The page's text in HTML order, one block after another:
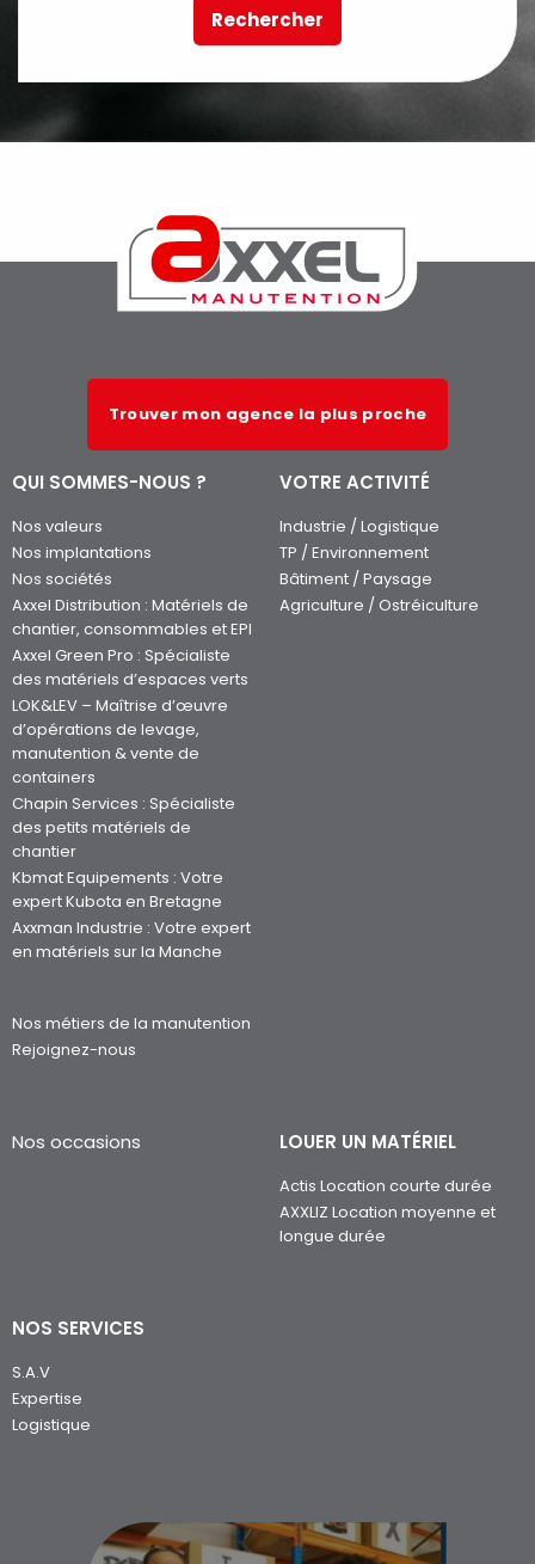
Rechercher
Trouver mon agence la plus proche
QUI SOMMES-NOUS ?
Nos valeurs
Nos implantations
Nos sociétés
Axxel Distribution : Matériels de
chantier, consommables et EPI
Axxel Green Pro : Spécialiste
des matériels d’espaces verts
LOK&LEV – Maîtrise d’œuvre
d’opérations de levage,
manutention & vente de
containers
Chapin Services : Spécialiste
des petits matériels de
chantier
Kbmat Equipements : Votre
expert Kubota en Bretagne
Axxman Industrie : Votre expert
en matériels sur la Manche
Nos métiers de la manutention
Rejoignez-nous
VOTRE ACTIVITÉ
Industrie / Logistique
TP / Environnement
Bâtiment / Paysage
Agriculture / Ostréiculture
Nos occasions LOUER UN MATÉRIEL
Actis Location courte durée
AXXLIZ Location moyenne et
longue durée
NOS SERVICES
S.A.V
Expertise
Logistique